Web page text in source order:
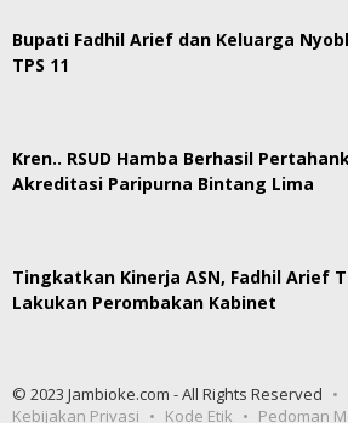
Bupati Fadhil Arief dan Keluarga
TPS 11
Kren.. RSUD Hamba Berhasil
Akreditasi Paripurna Bintang Lima
Tingkatkan Kinerja ASN, Fadhil Arief
Lakukan Perombakan Kabinet
© 2023 Jambioke.com - All Rights Reserved
Kebijakan Privasi
Kode Etik Pedoman